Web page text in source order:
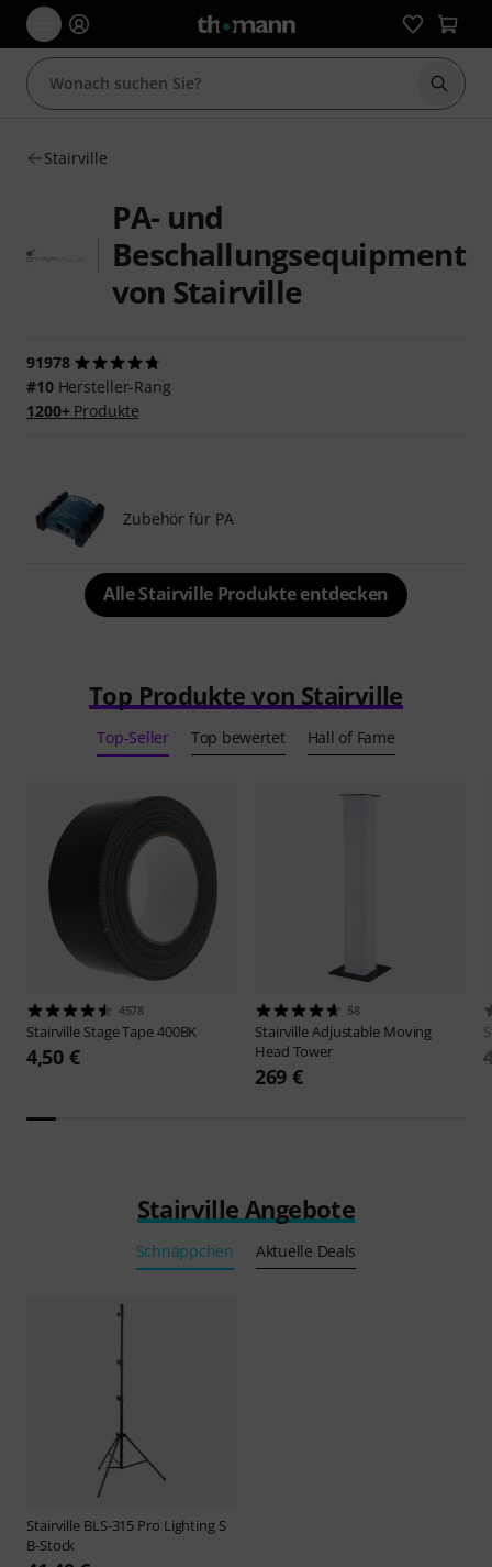
Suche
Stairville
PA- und
Beschallungsequipment
von Stairville
91978
#10Hersteller-Rang
1200+Produkte
Zubehör für PA
Alle Stairville Produkte entdecken
Top Produkte von Stairville
Top-Seller Top bewertet Hall of Fame
4578
Stairville Stage Tape 400BK
4,50 €
58
StairvilleAdjustable Moving
Head Tower
269 €
Stairville Angebote
Schnäppchen Aktuelle Deals
Stairville BLS-315 Pro Lighting S
B-Stock